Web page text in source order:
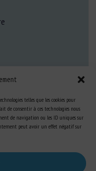
telles que les cookies pour
de consentir à ces technologies nous
de navigation ou les ID uniques sur
peut avoir un effet négatif sur